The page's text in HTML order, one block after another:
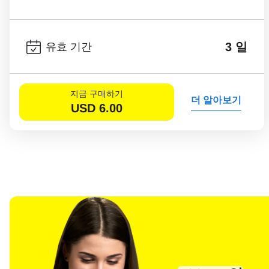
유효 기간 3 일
지금 구매하기
USD 6.00
더 알아보기
언